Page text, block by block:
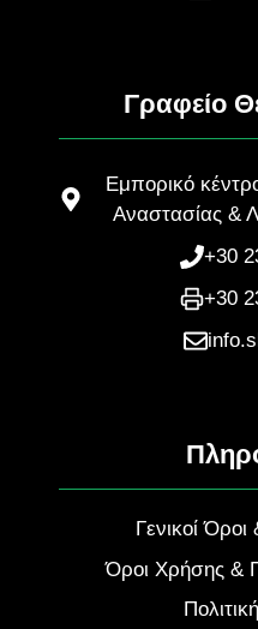
Γραφείο
Εμπορικό
Αναστασίας &
+30
+30
Γενικοί
Όροι Χρήσης &